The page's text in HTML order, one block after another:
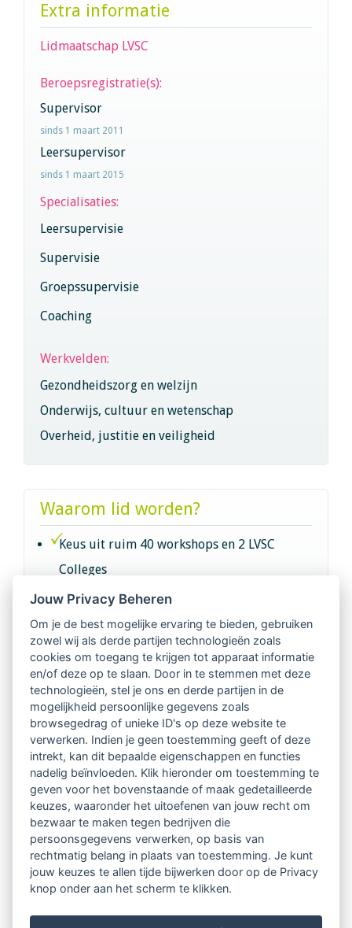
Extra informatie
Lidmaatschap LVSC
Beroepsregistratie(s):
Supervisor
sinds 1 maart 2011
Leersupervisor
sinds 1 maart 2015
Specialisaties:
Leersupervisie
Supervisie
Groepssupervisie
Coaching
Werkvelden:
Gezondheidszorg en welzijn
Onderwijs, cultuur en wetenschap
Overheid, justitie en veiligheid
Waarom lid worden?
Keus uit ruim 40 workshops en 2 LVSC
Colleges
Intervisie met geregistreerde vakgenoten
Netwerk van 2100 professionals in 14
regio's
Vindbaar voor opdrachtgevers
Tijdschrift voor
Begeleidingskunde & kennisbank
Beroepsregistratie (LVSC keurmerk)
Lid worden van LVSC
Jouw Privacy Beheren
Om je de best mogelijke ervaring te bieden, gebruiken
zowel wij als derde partijen technologieën zoals
cookies om toegang te krijgen tot apparaat informatie
en/of deze op te slaan. Door in te stemmen met deze
technologieën, stel je ons en derde partijen in de
mogelijkheid persoonlijke gegevens zoals
browsegedrag of unieke ID's op deze website te
verwerken. Indien je geen toestemming geeft of deze
intrekt, kan dit bepaalde eigenschappen en functies
nadelig beïnvloeden. Klik hieronder om toestemming te
geven voor het bovenstaande of maak gedetailleerde
keuzes, waaronder het uitoefenen van jouw recht om
bezwaar te maken tegen bedrijven die
persoonsgegevens verwerken, op basis van
rechtmatig belang in plaats van toestemming. Je kunt
jouw keuzes te allen tijde bijwerken door op de Privacy
knop onder aan het scherm te klikken.